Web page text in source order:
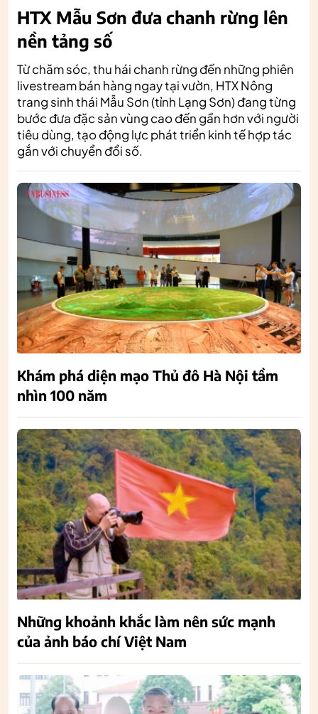
HTX Mẫu Sơn đưa chanh rừng lên
nền tảng số
Từ chăm sóc, thu hái chanh rừng đến những phiên
livestream bán hàng ngay tại vườn, HTX Nông
trang sinh thái Mẫu Sơn (tỉnh Lạng Sơn) đang từng
bước đưa đặc sản vùng cao đến gần hơn với người
tiêu dùng, tạo động lực phát triển kinh tế hợp tác
gắn với chuyển đổi số.
Khám phá diện mạo Thủ đô Hà Nội tầm
nhìn 100 năm
Những khoảnh khắc làm nên sức mạnh
của ảnh báo chí Việt Nam